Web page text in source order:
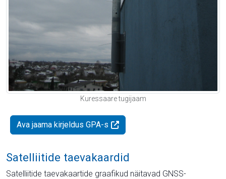
Kuressaare tugijaam
Ava jaama kirjeldus GPA-s
Satelliitide taevakaardid
Satelliitide taevakaartide graafikud näitavad GNSS-